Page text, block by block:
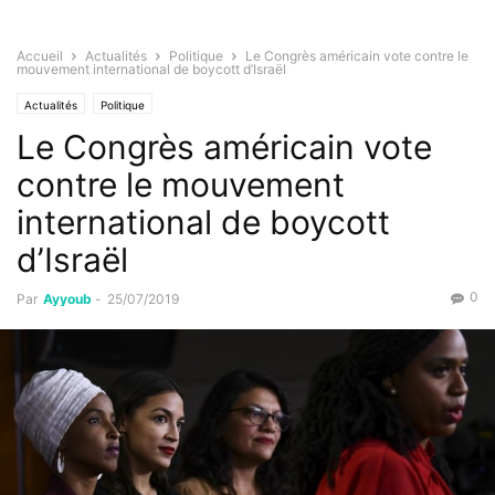
Accueil Actualités Politique
Le Congrès américain vote contre le
mouvement international de boycott d’Israël
Actualités Politique
Le Congrès américain vote
contre le mouvement
international de boycott
d’Israël
Par Ayyoub - 25/07/2019 0